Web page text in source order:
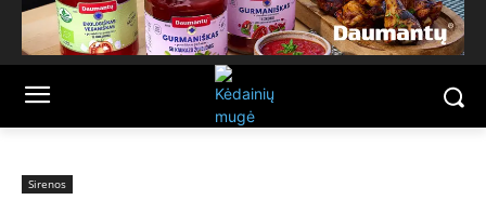
Sirenos